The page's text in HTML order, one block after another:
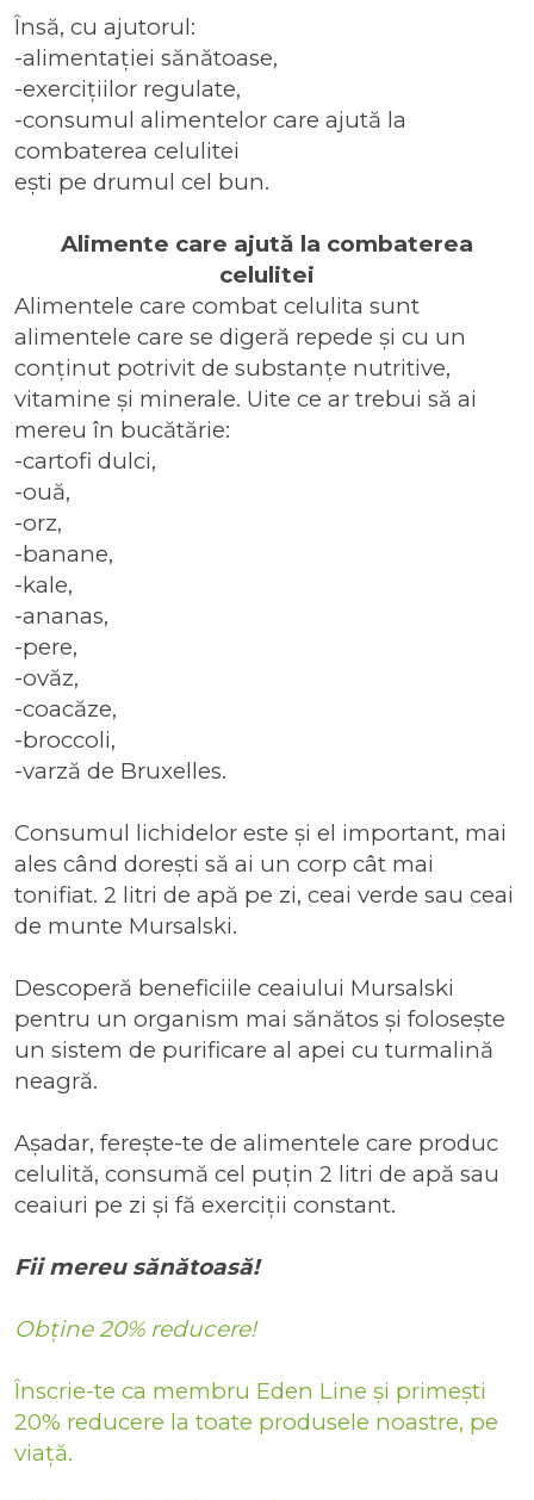
Însă, cu ajutorul:
-alimentației sănătoase,
-exercițiilor regulate,
-consumul alimentelor care ajută la
combaterea celulitei
ești pe drumul cel bun.
Alimente care ajută la combaterea
celulitei
Alimentele care combat celulita sunt
alimentele care se digeră repede și cu un
conținut potrivit de substanțe nutritive,
vitamine și minerale. Uite ce ar trebui să ai
mereu în bucătărie:
-cartofi dulci,
-ouă,
-orz,
-banane,
-kale,
-ananas,
-pere,
-ovăz,
-coacăze,
-broccoli,
-varză de Bruxelles.
Consumul lichidelor este și el important, mai
ales când dorești să ai un corp cât mai
tonifiat. 2 litri de apă pe zi, ceai verde sau ceai
de munte Mursalski.
Descoperă beneficiile ceaiului Mursalski
pentru un organism mai sănătos și folosește
un sistem de purificare al apei cu turmalină
neagră.
Așadar, ferește-te de alimentele care produc
celulită, consumă cel puțin 2 litri de apă sau
ceaiuri pe zi și fă exerciții constant.
Fii mereu sănătoasă!
Obține 20% reducere!
Înscrie-te ca membru Eden Line și primești
20% reducere la toate produsele noastre, pe
viață.